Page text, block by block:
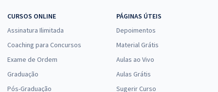
CURSOS ONLINE
Assinatura Ilimitada
Coaching para Concursos
Exame de Ordem
Graduação
Pós-Graduação
PÁGINAS ÚTEIS
Depoimentos
Material Grátis
Aulas ao Vivo
Aulas Grátis
Sugerir Curso